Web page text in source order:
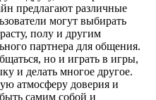
предлагают различные
могут выбирать
полу и другим
партнера для общения.
но и играть в игры,
и делать многое другое.
атмосферу доверия и
самим собой и